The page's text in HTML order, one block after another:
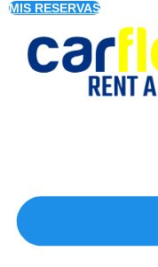
MIS RESERVAS